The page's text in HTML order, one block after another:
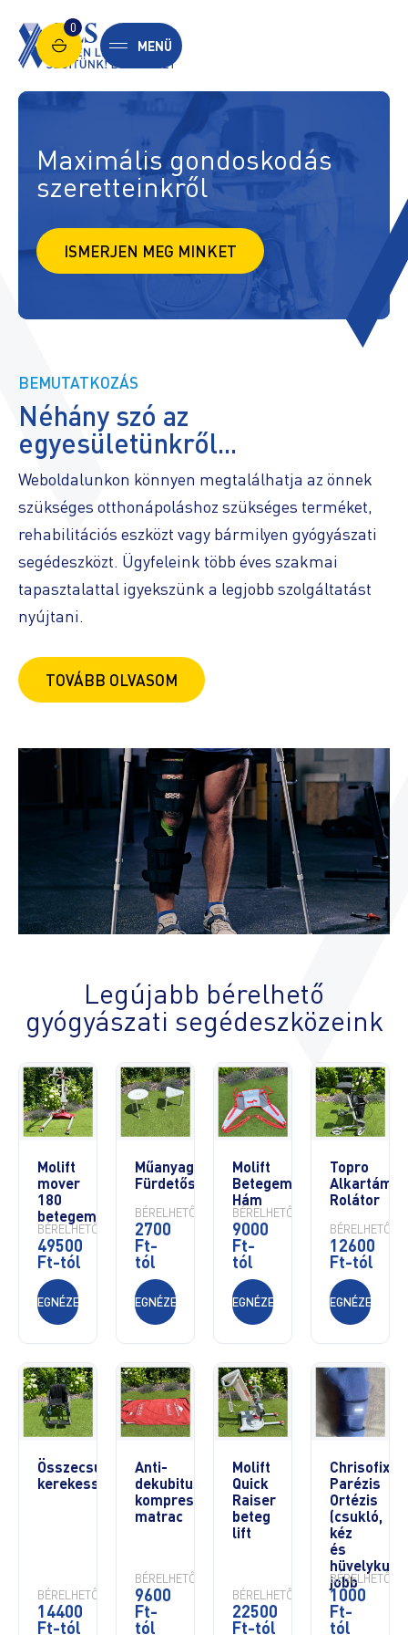
0
MENÜ
Maximális gondoskodás
szeretteinkről
ISMERJEN MEG MINKET
BEMUTATKOZÁS
Néhány szó az
egyesületünkről...
Weboldalunkon könnyen megtalálhatja az önnek
szükséges otthonápoláshoz szükséges terméket,
rehabilitációs eszközt vagy bármilyen gyógyászati
segédeszközt. Ügyfeleink több éves szakmai
tapasztalattal igyekszünk a legjobb szolgáltatást
nyújtani.
TOVÁBB OLVASOM
Legújabb bérelhető
gyógyászati segédeszközeink
Molift
mover
180
betegemelő
BÉRELHETŐ
49500
Ft-tól
MEGNÉZEM
Műanyag
Fürdetőszék
BÉRELHETŐ
2700
Ft-
tól
MEGNÉZEM
Molift
Betegemelő
Hám
BÉRELHETŐ
9000
Ft-
tól
MEGNÉZEM
Topro
Rolátor
BÉRELHETŐ
12600
Ft-tól
MEGNÉZEM
Összecsukható
kerekesszék
BÉRELHETŐ
14400
Ft-tól
Anti-
dekubitus
kompresszoros
matrac
BÉRELHETŐ
9600
Ft-
tól
Molift
Quick
Raiser
beteg
lift
BÉRELHETŐ
22500
Ft-tól
Chrisofix
Parézis
Ortézis
(csukló,
kéz
és
hüvelykujj)-
jobb
BÉRELHETŐ
1000
Ft-
tól